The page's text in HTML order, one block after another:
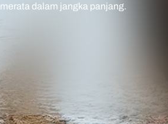
merata dalam jangka panjang.